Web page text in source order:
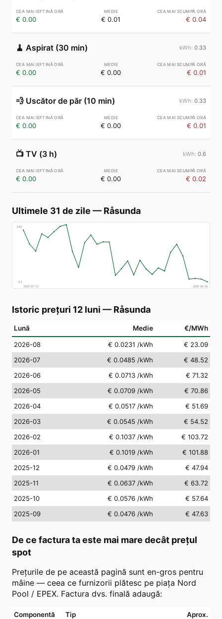
€ 0.00 € 0.01 € 0.04
🧹 Aspirat (30 min) 0.33
€ 0.00 € 0.00 € 0.01
💨 Uscător de păr (10 min) 0.33
€ 0.00 € 0.00 € 0.01
📺 TV (3 h) 0.6
€ 0.00 € 0.00 € 0.02
Ultimele 31 de zile — Råsunda
€83
€4
2026-07-10
2026-08-09
Istoric prețuri 12 luni — Råsunda
Lună Medie €/MWh
2026-08 € 0.0231 /kWh
€ 23.09
2026-07
€ 0.0485 /kWh
€ 48.52
2026-06
€ 0.0713 /kWh
€ 71.32
2026-05
€ 0.0709 /kWh
€ 70.86
2026-04
€ 0.0517 /kWh
€ 51.69
2026-03
€ 0.0545 /kWh
€ 54.52
2026-02
€ 0.1037 /kWh
€ 103.72
2026-01
€ 0.1019 /kWh
€ 101.88
2025-12
€ 0.0479 /kWh
€ 47.94
2025-11
€ 0.0637 /kWh
€ 63.72
2025-10
€ 0.0576 /kWh
€ 57.64
2025-09
€ 0.0476 /kWh € 47.63
De ce factura ta este mai mare decât prețul
spot
Prețurile de pe această pagină sunt en-gros pentru
mâine — ceea ce furnizorii plătesc pe piața Nord
Pool / EPEX. Factura dvs. finală adaugă:
Componentă Tip Aprox.